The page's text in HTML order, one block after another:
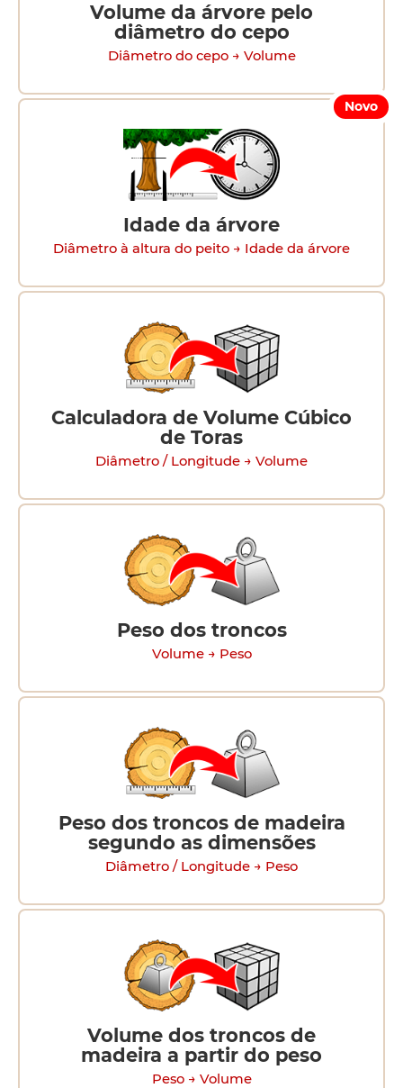
Volume da árvore pelo
diâmetro do cepo
Diâmetro do cepo → Volume
Novo
Idade da árvore
Diâmetro à altura do peito → Idade da árvore
Calculadora de Volume Cúbico
de Toras
Diâmetro / Longitude → Volume
Peso dos troncos
Volume → Peso
Peso dos troncos de madeira
segundo as dimensões
Diâmetro / Longitude → Peso
Volume dos troncos de
madeira a partir do peso
Peso → Volume